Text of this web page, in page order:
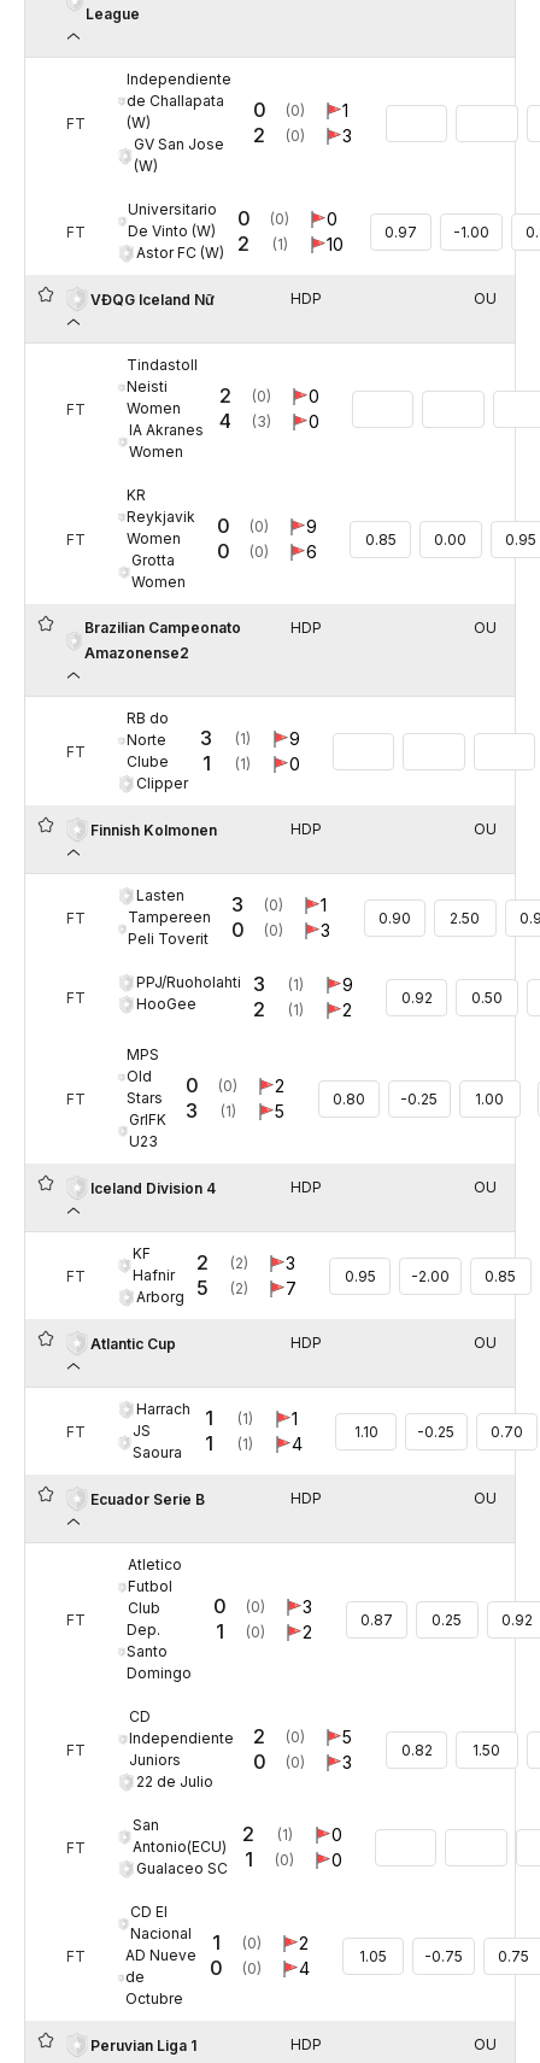
League
FT
Independiente
de Challapata
(W)
GV San Jose
(W)
0
2
(0)
(0)
1
3
FT
Universitario
De Vinto (W)
Astor FC (W)
0
2
(0)
(1)
0
10
0.97 -1.00
VĐQG Iceland Nữ HDP OU
FT
Tindastoll
Neisti
Women
IA Akranes
Women
2
4
(0)
(3)
0
0
FT
KR
Reykjavik
Women
Grotta
Women
0
0
(0)
(0)
9
6
0.85 0.00 0.95
Brazilian Campeonato
Amazonense2
HDP OU
FT
RB do
Norte
Clube
Clipper
3
1
(1)
(1)
9
0
Finnish Kolmonen HDP OU
FT
Lasten
Tampereen
Peli Toverit
3
0
(0)
(0)
1
3
0.90 2.50
FT
PPJ/Ruoholahti
HooGee
3
2
(1)
(1)
9
2
0.92 0.50
FT
MPS
Old
Stars
GrIFK
U23
0
3
(0)
(1)
2
5
0.80 -0.25 1.00
Iceland Division 4 HDP OU
FT
KF
Hafnir
Arborg
2
5
(2)
(2)
3
7
0.95 -2.00 0.85
Atlantic Cup HDP OU
FT
Harrach
JS
Saoura
1
1
(1)
(1)
1
4
1.10 -0.25 0.70
Ecuador Serie B HDP OU
FT
Atletico
Futbol
Club
Dep.
Santo
Domingo
0
1
(0)
(0)
3
2
0.87 0.25 0.92
FT
CD
Independiente
Juniors
22 de Julio
2
0
(0)
(0)
5
3
0.82 1.50
FT
San
Antonio(ECU)
Gualaceo SC
2
1
(1)
(0)
0
0
FT
CD El
Nacional
AD Nueve
de
Octubre
1
0
(0)
(0)
2
4
1.05 -0.75 0.75
Peruvian Liga 1 HDP OU